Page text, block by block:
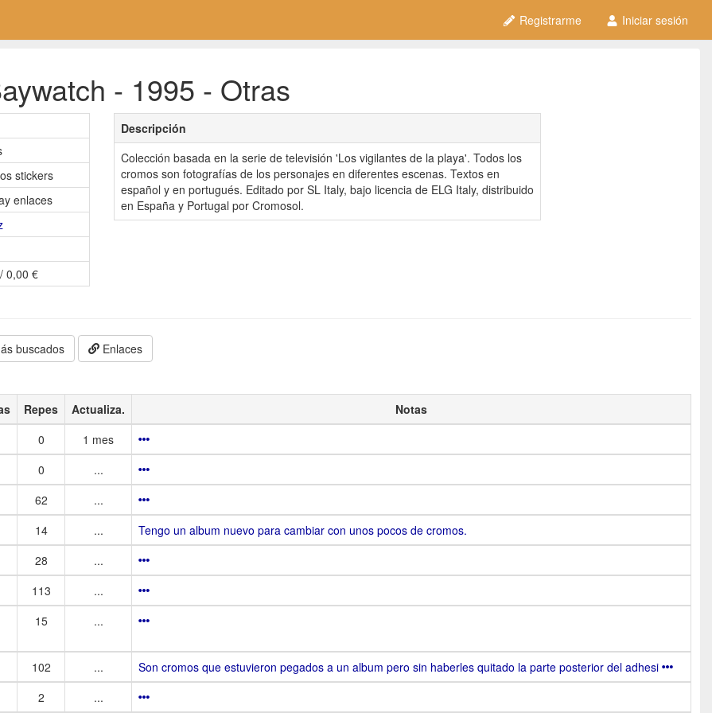
Registrarme Iniciar sesión
- 1995 - Otras
stickers
enlaces
0,00 €
Descripción
Colección basada en la serie de televisión 'Los vigilantes de la playa'. Todos los
cromos son fotografías de los personajes en diferentes escenas. Textos en
español y en portugués. Editado por SL Italy, bajo licencia de ELG Italy, distribuido
en España y Portugal por Cromosol.
buscados Enlaces
Repes Actualiza.
Notas
0
1 mes
0
...
62
...
14 ...
Tengo un album nuevo para cambiar con unos pocos de cromos.
28
...
113
...
15 ...
102 ...
Son cromos que estuvieron pegados a un album pero sin haberles quitado la parte posterior del adhesi
2 ...